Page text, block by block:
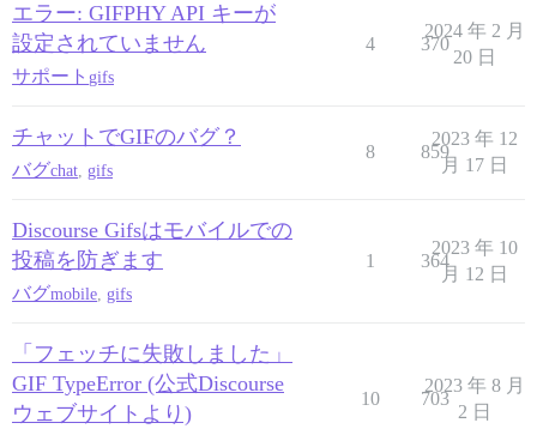
エラー: GIFPHY API キーが
設定されていません
サポート gifs
4 370
2024 年 2 月
20 日
チャットでGIFのバグ？
バグchat gifs
8 859
2023 年 12
月 17 日
Discourse Gifsはモバイルでの
投稿を防ぎます
バグmobile gifs
1 364
2023 年 10
月 12 日
「フェッチに失敗しました」
GIF TypeError (公式Discourse
ウェブサイトより)
10 703
2023 年 8 月
2 日